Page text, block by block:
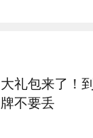
大礼包来了！
牌不要丢